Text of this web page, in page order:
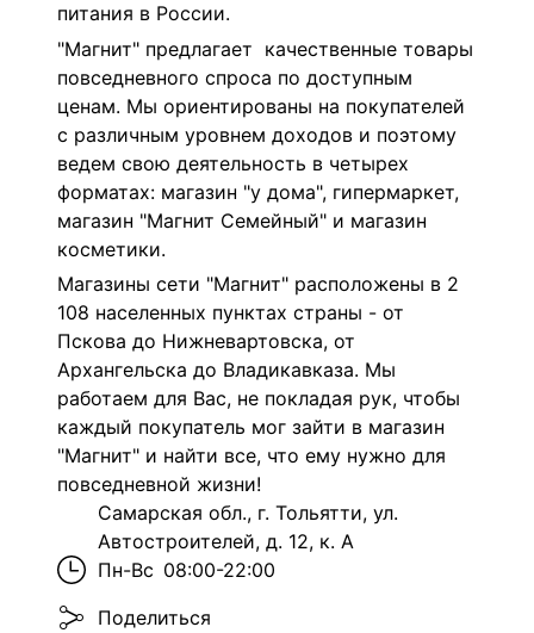
питания в России.
"Магнит" предлагает качественные товары
повседневного спроса по доступным
ценам. Мы ориентированы на покупателей
с различным уровнем доходов и поэтому
ведем свою деятельность в четырех
форматах: магазин "у дома", гипермаркет,
магазин "Магнит Семейный" и магазин
косметики.
Магазины сети "Магнит" расположены в 2
108 населенных пунктах страны - от
Пскова до Нижневартовска, от
Архангельска до Владикавказа. Мы
работаем для Вас, не покладая рук, чтобы
каждый покупатель мог зайти в магазин
"Магнит" и найти все, что ему нужно для
повседневной жизни!
Самарская обл., г. Тольятти, ул.
Автостроителей, д. 12, к. А
Пн-Вс 08:00-22:00
Поделиться